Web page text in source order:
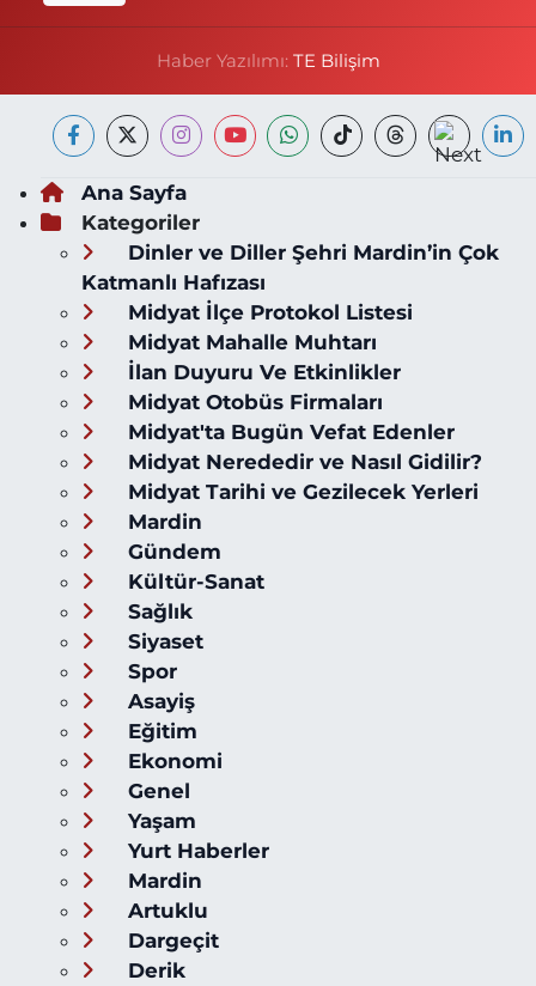
Haber Yazılımı: TE Bilişim
Ana Sayfa
Kategoriler
Dinler ve Diller Şehri Mardin’in Çok
Katmanlı Hafızası
Midyat İlçe Protokol Listesi
Midyat Mahalle Muhtarı
İlan Duyuru Ve Etkinlikler
Midyat Otobüs Firmaları
Midyat'ta Bugün Vefat Edenler
Midyat Nerededir ve Nasıl Gidilir?
Midyat Tarihi ve Gezilecek Yerleri
Mardin
Gündem
Kültür-Sanat
Sağlık
Siyaset
Spor
Asayiş
Eğitim
Ekonomi
Genel
Yaşam
Yurt Haberler
Mardin
Artuklu
Dargeçit
Derik